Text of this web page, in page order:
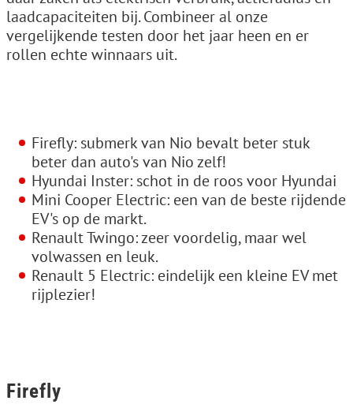
laadcapaciteiten bij. Combineer al onze
vergelijkende testen door het jaar heen en er
rollen echte winnaars uit.
Firefly: submerk van Nio bevalt beter stuk
beter dan auto's van Nio zelf!
Hyundai Inster: schot in de roos voor Hyundai
Mini Cooper Electric: een van de beste rijdende
EV's op de markt.
Renault Twingo: zeer voordelig, maar wel
volwassen en leuk.
Renault 5 Electric: eindelijk een kleine EV met
rijplezier!
Firefly